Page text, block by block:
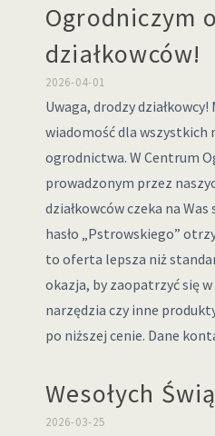
Ogrodniczym
działkowców!
2026-04-01
Uwaga, drodzy
wiadomość dla wszystkich
ogrodnictwa. W Centrum
prowadzonym przez
działkowców czeka na
hasło „Pstrowskiego”
to oferta lepsza niż
okazja, by zaopatrzyć się
narzędzia czy inne
po niższej cenie. Dane
Wesołych
2026-03-25